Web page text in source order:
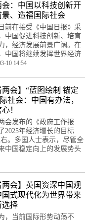
：中国以科技创新开
、造福国际社会
前在接受《中国日报》采
中国促进科技创新、培育
，经济发展前景广阔。在
中国将继续发挥世界经济
10 14:54
两会】“蓝图绘制 锚定
社会：中国有办法，
！
会发布的《政府工作报
2025年经济增长的目标
。多国人士表示，尽管全
中国稳定向上的发展势头
两会】英国资深中国观
式现代化为世界带来
选择
，当前国际形势动荡不